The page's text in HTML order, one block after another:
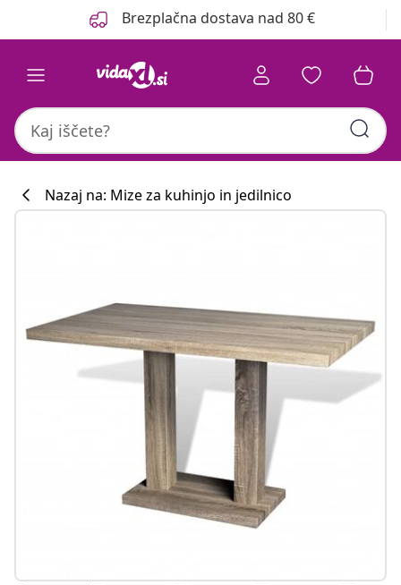
Brezplačna dostava nad 80 €
Nazaj na: Mize za kuhinjo in jedilnico